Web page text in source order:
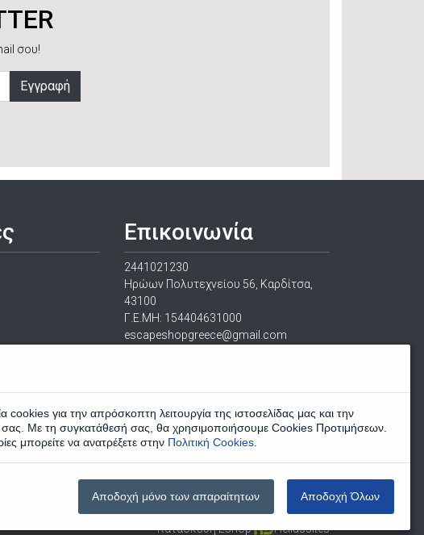
σου!
Εγγραφή
Επικοινωνία
2441021230
Ηρώων Πολυτεχνείου 56, Καρδίτσα,
43100
Γ.Ε.ΜΗ: 154404631000
escapeshopgreece@gmail.com
Κατασκευή Eshop Hellassites
cookies για την απρόσκοπτη λειτουργία της ιστοσελίδας μας και την
Με τη συγκατάθεσή σας, θα χρησιμοποιήσουμε Cookies Προτιμήσεων.
μπορείτε να ανατρέξετε στην Πολιτική Cookies
Αποδοχή μόνο των απαραίτητων Αποδοχή Όλων